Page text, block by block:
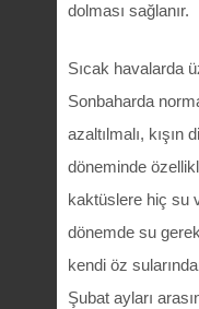
dolması sağlanır.
Sıcak havalarda
Sonbaharda
azaltılmalı,
döneminde
kaktüslere hiç su
dönemde su
kendi öz
Şubat ayları